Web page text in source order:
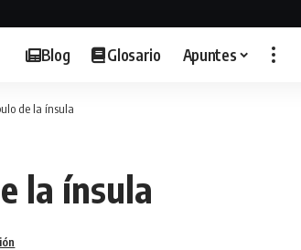
Blog Glosario Apuntes
de la ínsula
la ínsula